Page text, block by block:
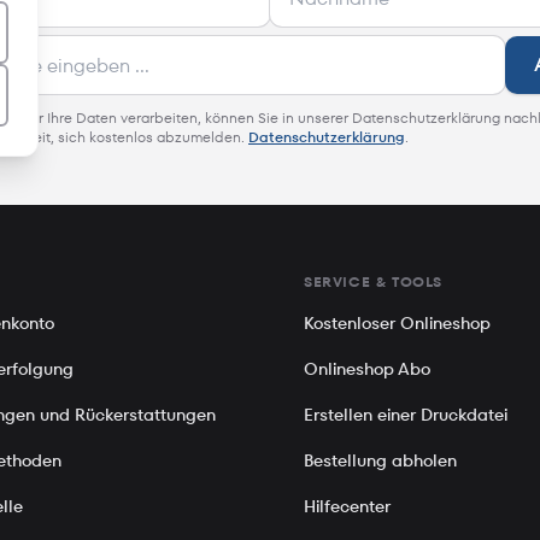
wir Ihre Daten verarbeiten, können Sie in unserer Datenschutzerklärung
sich kostenlos abzumelden. Datenschutzerklärung.
und Rückerstattungen
SERVICE & TOOLS
Kostenloser Onlineshop
Onlineshop Abo
Erstellen einer Druckdatei
Bestellung abholen
Hilfecenter